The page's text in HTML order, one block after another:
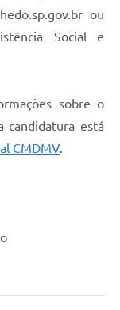
ou
Social e
sobre o
candidatura está
CMDMV.